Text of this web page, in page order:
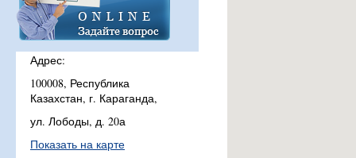
Адрес:
100008, Республика
Казахстан, г. Караганда,
ул. Лободы, д. 20а
Показать на карте